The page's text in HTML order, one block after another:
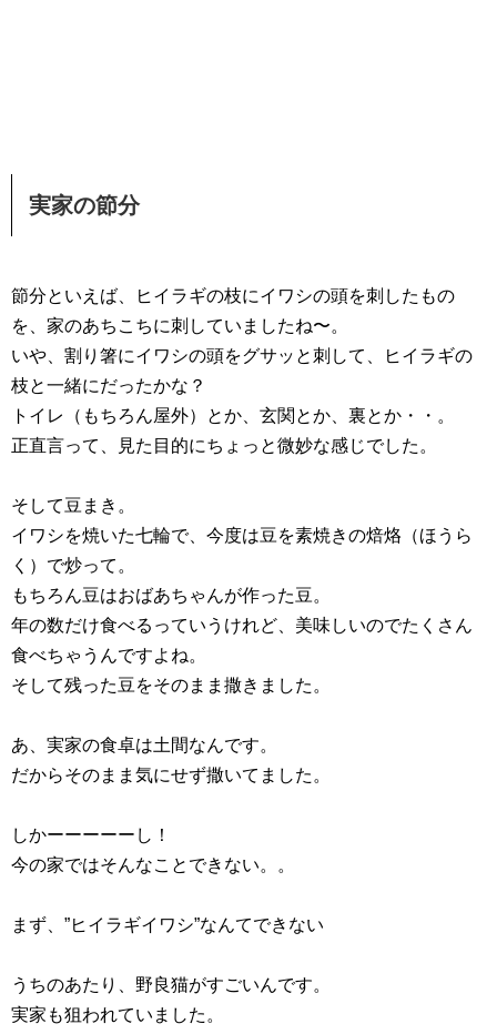
実家の節分
節分といえば、ヒイラギの枝にイワシの頭を刺したもの
を、家のあちこちに刺していましたね〜。
いや、割り箸にイワシの頭をグサッと刺して、ヒイラギの
枝と一緒にだったかな？
トイレ（もちろん屋外）とか、玄関とか、裏とか・・。
正直言って、見た目的にちょっと微妙な感じでした。
そして豆まき。
イワシを焼いた七輪で、今度は豆を素焼きの焙烙（ほうら
く）で炒って。
もちろん豆はおばあちゃんが作った豆。
年の数だけ食べるっていうけれど、美味しいのでたくさん
食べちゃうんですよね。
そして残った豆をそのまま撒きました。
あ、実家の食卓は土間なんです。
だからそのまま気にせず撒いてました。
しかーーーーーし！
今の家ではそんなことできない。。
まず、”ヒイラギイワシ”なんてできない
うちのあたり、野良猫がすごいんです。
実家も狙われていました。